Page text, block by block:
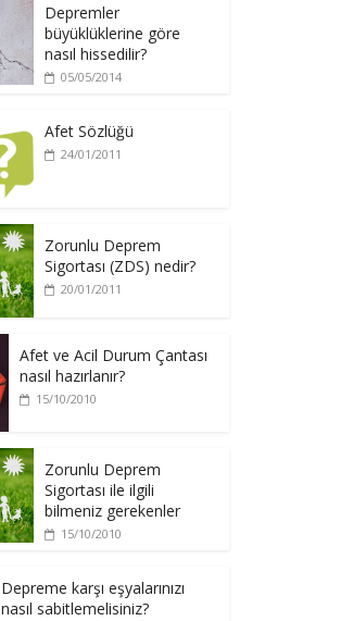
Depremler
büyüklüklerine göre
nasıl hissedilir?
05/05/2014
Afet Sözlüğü
24/01/2011
Zorunlu Deprem
Sigortası (ZDS) nedir?
20/01/2011
Afet ve Acil Durum Çantası
nasıl hazırlanır?
15/10/2010
Zorunlu Deprem
Sigortası ile ilgili
bilmeniz gerekenler
15/10/2010
Depreme karşı eşyalarınızı
nasıl sabitlemelisiniz?